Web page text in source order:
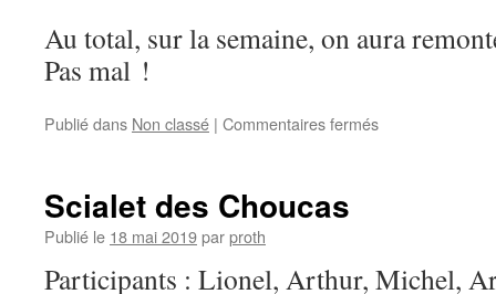
Au total, sur la semaine, on aura
Pas mal !
Publié dans Non classé | Commentaires ferméssur
au
Scialet des Choucas
Publié le 18 mai 2019parproth
Participants : Lionel, Arthur, Michel,